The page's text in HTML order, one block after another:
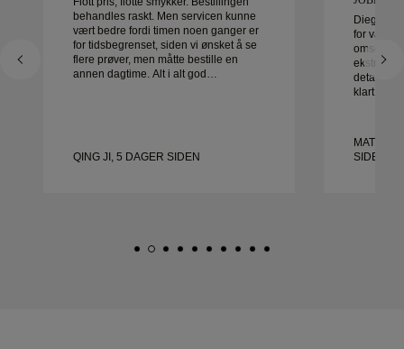
behandles raskt. Men servicen kunne
vært bedre fordi timen noen ganger er
for tidsbegrenset, siden vi ønsket å se
flere prøver, men måtte bestille en
annen dagtime. Alt i alt god
QING JI, 5 DAGER SIDEN
Diego
for våre
omsorg
detalj ble
klart i
SIDEN